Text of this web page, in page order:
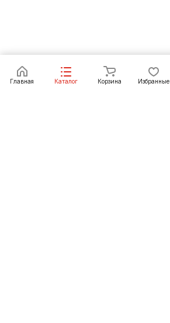
В корзину
Главная Каталог Корзина Избранные